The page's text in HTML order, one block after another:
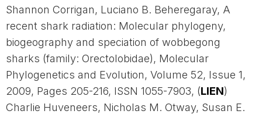
Shannon Corrigan, Luciano B. Beheregaray, A
recent shark radiation: Molecular phylogeny,
biogeography and speciation of wobbegong
sharks (family: Orectolobidae), Molecular
Phylogenetics and Evolution, Volume 52, Issue 1,
2009, Pages 205-216, ISSN 1055-7903, (LIEN)
Charlie Huveneers, Nicholas M. Otway, Susan E.